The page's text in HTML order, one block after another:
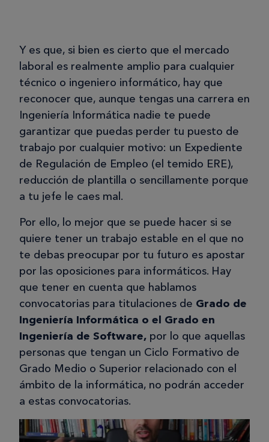
Y es que, si bien es cierto que el mercado
laboral es realmente amplio para cualquier
técnico o ingeniero informático, hay que
reconocer que, aunque tengas una carrera en
Ingeniería Informática nadie te puede
garantizar que puedas perder tu puesto de
trabajo por cualquier motivo: un Expediente
de Regulación de Empleo (el temido ERE),
reducción de plantilla o sencillamente porque
a tu jefe le caes mal.
Por ello, lo mejor que se puede hacer si se
quiere tener un trabajo estable en el que no
te debas preocupar por tu futuro es apostar
por las oposiciones para informáticos. Hay
que tener en cuenta que hablamos
convocatorias para titulaciones de Grado de
Ingeniería Informática o el Grado en
Ingeniería de Software, por lo que aquellas
personas que tengan un Ciclo Formativo de
Grado Medio o Superior relacionado con el
ámbito de la informática, no podrán acceder
a estas convocatorias.